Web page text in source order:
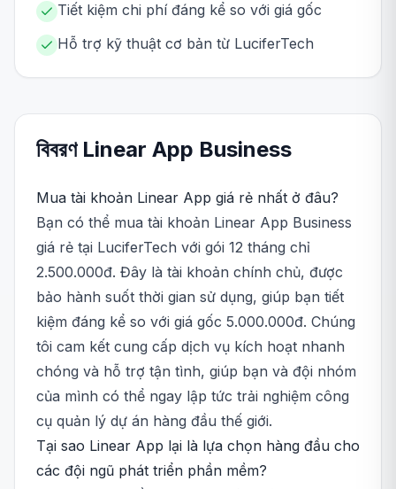
Tiết kiệm chi phí đáng kể so với giá gốc
Hỗ trợ kỹ thuật cơ bản từ LuciferTech
বিবরণ Linear App Business
Mua tài khoản Linear App giá rẻ nhất ở đâu?
Bạn có thể mua tài khoản Linear App Business
giá rẻ tại LuciferTech với gói 12 tháng chỉ
2.500.000đ. Đây là tài khoản chính chủ, được
bảo hành suốt thời gian sử dụng, giúp bạn tiết
kiệm đáng kể so với giá gốc 5.000.000đ. Chúng
tôi cam kết cung cấp dịch vụ kích hoạt nhanh
chóng và hỗ trợ tận tình, giúp bạn và đội nhóm
của mình có thể ngay lập tức trải nghiệm công
cụ quản lý dự án hàng đầu thế giới.
Tại sao Linear App lại là lựa chọn hàng đầu cho
các đội ngũ phát triển phần mềm?